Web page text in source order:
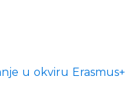
u okviru Erasmus+